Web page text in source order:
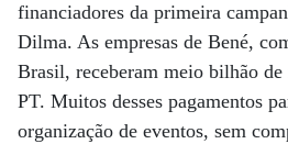
financiadores da primeira
Dilma. As empresas de Bené,
Brasil, receberam meio bilhão
PT. Muitos desses pagamentos
organização de eventos, sem